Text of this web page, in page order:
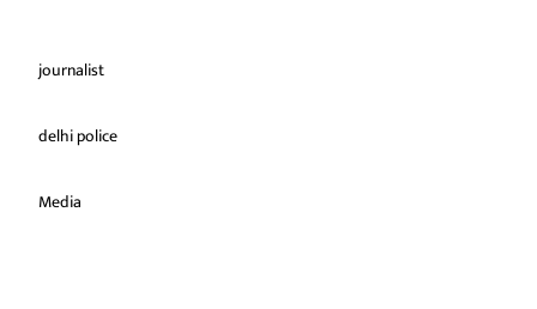
journalist
delhi police
Media